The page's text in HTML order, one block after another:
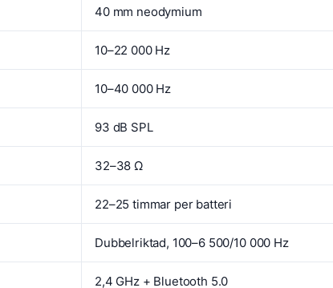
40 mm neodymium
10–22 000 Hz
10–40 000 Hz
93 dB SPL
32–38 Ω
22–25 timmar per batteri
Dubbelriktad, 100–6 500/10 000 Hz
2,4 GHz + Bluetooth 5.0